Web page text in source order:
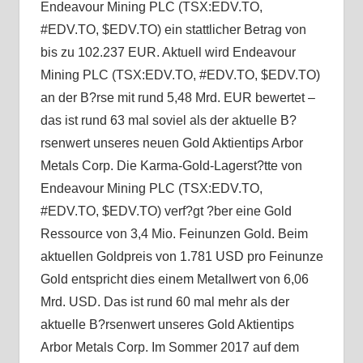
Endeavour Mining PLC (TSX:EDV.TO,
#EDV.TO, $EDV.TO) ein stattlicher Betrag von
bis zu 102.237 EUR. Aktuell wird Endeavour
Mining PLC (TSX:EDV.TO, #EDV.TO, $EDV.TO)
an der B?rse mit rund 5,48 Mrd. EUR bewertet –
das ist rund 63 mal soviel als der aktuelle B?
rsenwert unseres neuen Gold Aktientips Arbor
Metals Corp. Die Karma-Gold-Lagerst?tte von
Endeavour Mining PLC (TSX:EDV.TO,
#EDV.TO, $EDV.TO) verf?gt ?ber eine Gold
Ressource von 3,4 Mio. Feinunzen Gold. Beim
aktuellen Goldpreis von 1.781 USD pro Feinunze
Gold entspricht dies einem Metallwert von 6,06
Mrd. USD. Das ist rund 60 mal mehr als der
aktuelle B?rsenwert unseres Gold Aktientips
Arbor Metals Corp. Im Sommer 2017 auf dem